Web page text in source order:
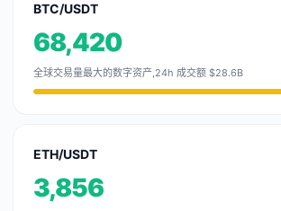
BTC/USDT
68,420
全球交易量最大的数字资产,24h 成交额 $28.6B
ETH/USDT
3,856